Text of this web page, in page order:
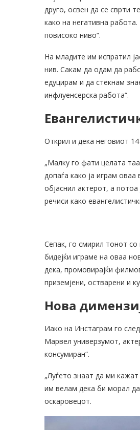
друго, освен да се сврти
како на негативна
повисоко ниво“.
На младите им испратил
нив. Сакам да одам да
едуцирам и да стекнам
инфлуенсерска работа“.
Открил и дека неговиот
„Малку го фати целата
допаѓа како ја играм
објаснил актерот, а
речиси како
Сепак, го смирил тонот со
бидејќи играме на оваа
дека, промовирајќи
приземјени, остварени и
Нова
Иако на Инстаграм го
Марвел универзумот,
консумиран“.
„Луѓето знаат да ми
им велам дека би морал да
оскаровецот.